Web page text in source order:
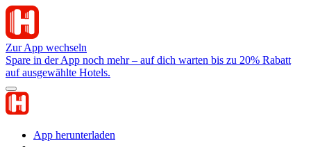
Zur App wechseln
Spare in der App noch mehr – auf dich warten bis zu 20% Rabatt
auf ausgewählte Hotels.
App herunterladen